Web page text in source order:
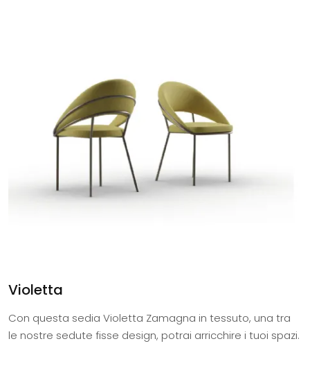
Violetta
Con questa sedia Violetta Zamagna in tessuto, una tra
le nostre sedute fisse design, potrai arricchire i tuoi spazi.